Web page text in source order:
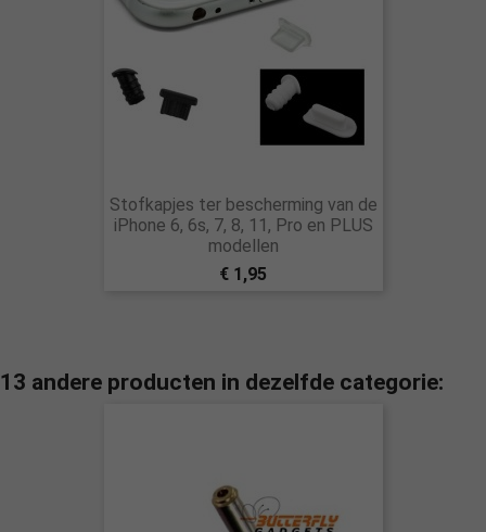
Stofkapjes ter bescherming van de
iPhone 6, 6s, 7, 8, 11, Pro en PLUS
modellen
€ 1,95
13 andere producten in dezelfde categorie: